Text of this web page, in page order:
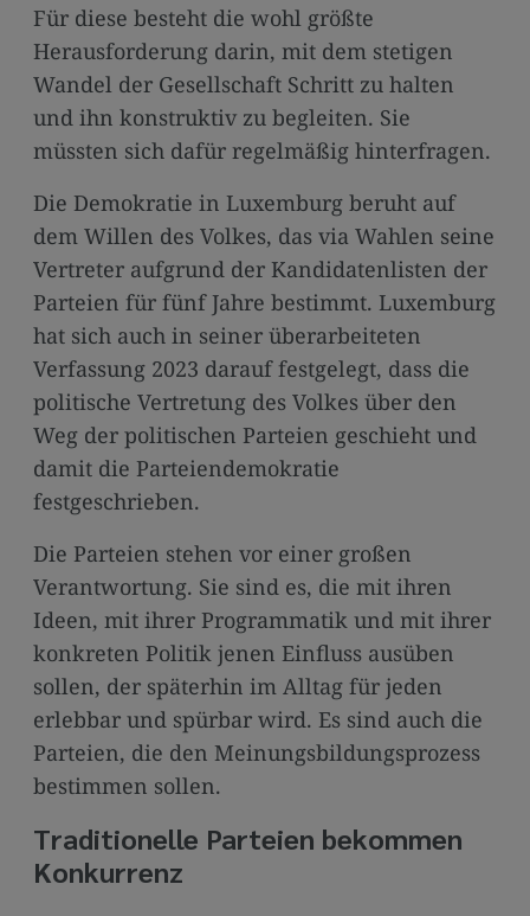
Für diese besteht die wohl größte
Herausforderung darin, mit dem stetigen
Wandel der Gesellschaft Schritt zu halten
und ihn konstruktiv zu begleiten. Sie
müssten sich dafür regelmäßig hinterfragen.
Die Demokratie in Luxemburg beruht auf
dem Willen des Volkes, das via Wahlen seine
Vertreter aufgrund der Kandidatenlisten der
Parteien für fünf Jahre bestimmt. Luxemburg
hat sich auch in seiner überarbeiteten
Verfassung 2023 darauf festgelegt, dass die
politische Vertretung des Volkes über den
Weg der politischen Parteien geschieht und
damit die Parteiendemokratie
festgeschrieben.
Die Parteien stehen vor einer großen
Verantwortung. Sie sind es, die mit ihren
Ideen, mit ihrer Programmatik und mit ihrer
konkreten Politik jenen Einfluss ausüben
sollen, der späterhin im Alltag für jeden
erlebbar und spürbar wird. Es sind auch die
Parteien, die den Meinungsbildungsprozess
bestimmen sollen.
Traditionelle Parteien bekommen
Konkurrenz